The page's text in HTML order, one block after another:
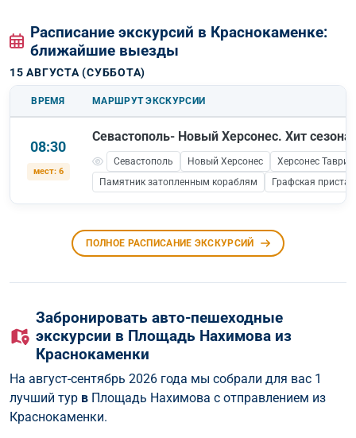
Расписание экскурсий в Краснокаменке:
ближайшие выезды
15 АВГУСТА (СУББОТА)
ВРЕМЯ МАРШРУТ ЭКСКУРСИИ
08:30
мест: 6
Севастополь- Новый Херсонес. Хит сезона!
Севастополь Новый Херсонес
Херсонес
Памятник затопленным кораблям
Графская
ПОЛНОЕ РАСПИСАНИЕ ЭКСКУРСИЙ
Забронировать авто-пешеходные
экскурсии в Площадь Нахимова из
Краснокаменки
На август-сентябрь 2026 года мы собрали для вас 1
лучший тур в Площадь Нахимова с отправлением из
Краснокаменки.